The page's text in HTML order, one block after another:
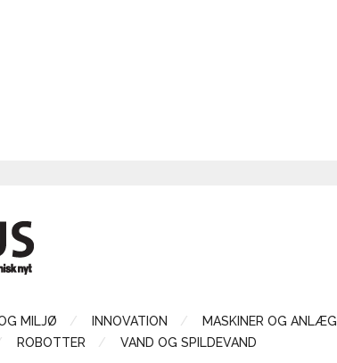
MILJØ INNOVATION MASKINER OG ANLÆG
ROBOTTER VAND OG SPILDEVAND